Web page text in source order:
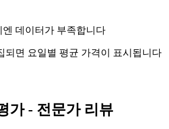
데이터가 부족합니다
되면 요일별 평균 가격이 표시됩니다
가 - 전문가 리뷰